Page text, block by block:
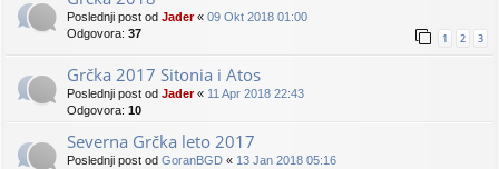
Poslednji post od Jader« 09 Okt 2018 01:00
Odgovora: 37 1 2 3
Grčka 2017 Sitonia i Atos
Poslednji post od Jader« 11 Apr 2018 22:43
Odgovora: 10
Severna Grčka leto 2017
Poslednji post od GoranBGD « 13 Jan 2018 05:16